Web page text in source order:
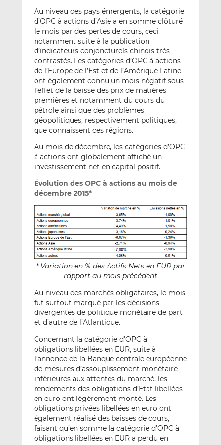
Au niveau des pays émergents, la catégorie
d’OPC à actions d’Asie a en somme clôturé
le mois par des pertes de cours, ceci
notamment suite à la publication
d’indicateurs conjoncturels chinois très
contrastés. Les catégories d’OPC à actions
de l’Europe de l’Est et de l’Amérique Latine
ont également connu un mois négatif sous
l’effet de la baisse des prix de matières
premières et notamment du cours du
pétrole ainsi que des problèmes
géopolitiques, respectivement politiques,
que connaissent ces régions.
Au mois de décembre, les catégories d’OPC
à actions ont globalement affiché un
investissement net en capital positif.
Évolution des OPC à actions au mois de
décembre 2015*
* Variation en % des Actifs Nets en EUR par
rapport au mois précédent
Au niveau des marchés obligataires, le mois
fut surtout marqué par les décisions
divergentes de politique monétaire de part
et d’autre de l’Atlantique.
Concernant la catégorie d’OPC à
obligations libellées en EUR, suite à
l’annonce de la Banque centrale européenne
de mesures d’assouplissement monétaire
inférieures aux attentes du marché, les
rendements des obligations d’Etat libellées
en euro ont légèrement monté. Les
obligations privées libellées en euro ont
également réalisé des baisses de cours,
faisant qu’en somme la catégorie d’OPC à
obligations libellées en EUR a perdu en